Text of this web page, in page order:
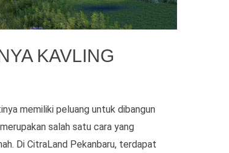
KAVLING
memiliki peluang untuk dibangun
salah satu cara yang
Di CitraLand Pekanbaru, terdapat